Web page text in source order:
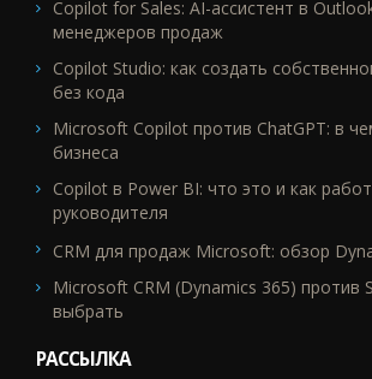
Copilot for Sales: AI-ассистент в
менеджеров продаж
Copilot Studio: как создать
без кода
Microsoft Copilot против ChatGPT: в
бизнеса
Copilot в Power BI: что это и как
руководителя
CRM для продаж Microsoft: обзор
Microsoft CRM (Dynamics 365) против
выбрать
РАССЫЛКА